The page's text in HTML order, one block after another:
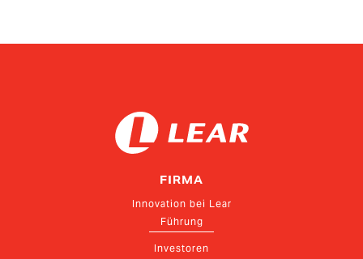
FIRMA
Innovation bei Lear
Führung
Investoren